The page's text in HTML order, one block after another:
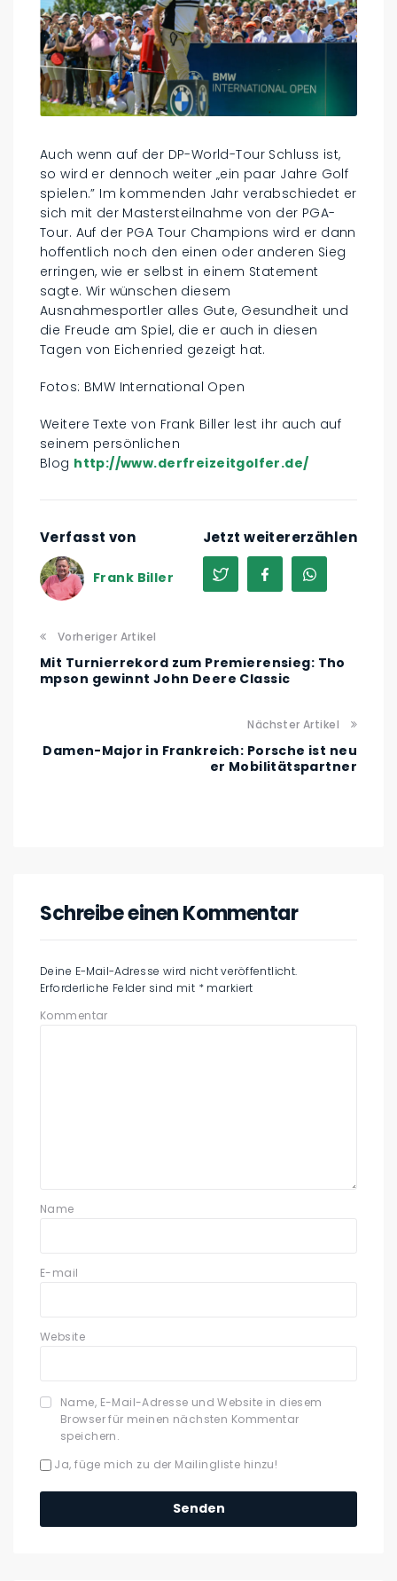
Auch wenn auf der DP-World-Tour Schluss ist,
so wird er dennoch weiter „ein paar Jahre Golf
spielen.” Im kommenden Jahr verabschiedet er
sich mit der Mastersteilnahme von der PGA-
Tour. Auf der PGA Tour Champions wird er dann
hoffentlich noch den einen oder anderen Sieg
erringen, wie er selbst in einem Statement
sagte. Wir wünschen diesem
Ausnahmesportler alles Gute, Gesundheit und
die Freude am Spiel, die er auch in diesen
Tagen von Eichenried gezeigt hat.
Fotos: BMW International Open
Weitere Texte von Frank Biller lest ihr auch auf
seinem persönlichen
Blog http://www.derfreizeitgolfer.de/
Verfasst von
Frank Biller
Jetzt weitererzählen
Vorheriger Artikel
Mit Turnierrekord zum Premierensieg: Tho
mpson gewinnt John Deere Classic
Nächster Artikel
Damen-Major in Frankreich: Porsche ist neu
er Mobilitätspartner
Schreibe einen Kommentar
Deine E-Mail-Adresse wird nicht veröffentlicht.
Erforderliche Felder sind mit * markiert
Kommentar
Name
E-mail
Website
Name, E-Mail-Adresse und Website in diesem
Browser für meinen nächsten Kommentar
speichern.
Ja, füge mich zu der Mailingliste hinzu!